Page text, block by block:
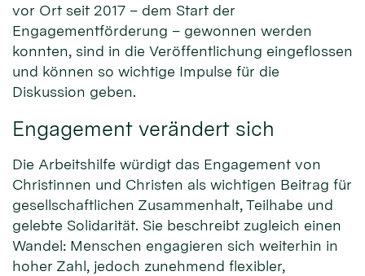
vor Ort seit 2017 – dem Start der
Engagementförderung – gewonnen werden
konnten, sind in die Veröffentlichung eingeflossen
und können so wichtige Impulse für die
Diskussion geben.
Engagement verändert sich
Die Arbeitshilfe würdigt das Engagement von
Christinnen und Christen als wichtigen Beitrag für
gesellschaftlichen Zusammenhalt, Teilhabe und
gelebte Solidarität. Sie beschreibt zugleich einen
Wandel: Menschen engagieren sich weiterhin in
hoher Zahl, jedoch zunehmend flexibler,